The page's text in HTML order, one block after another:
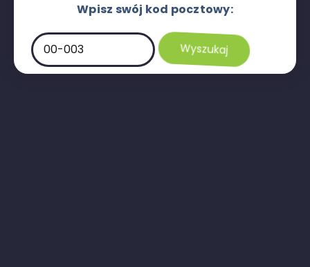
Wpisz swój kod pocztowy: